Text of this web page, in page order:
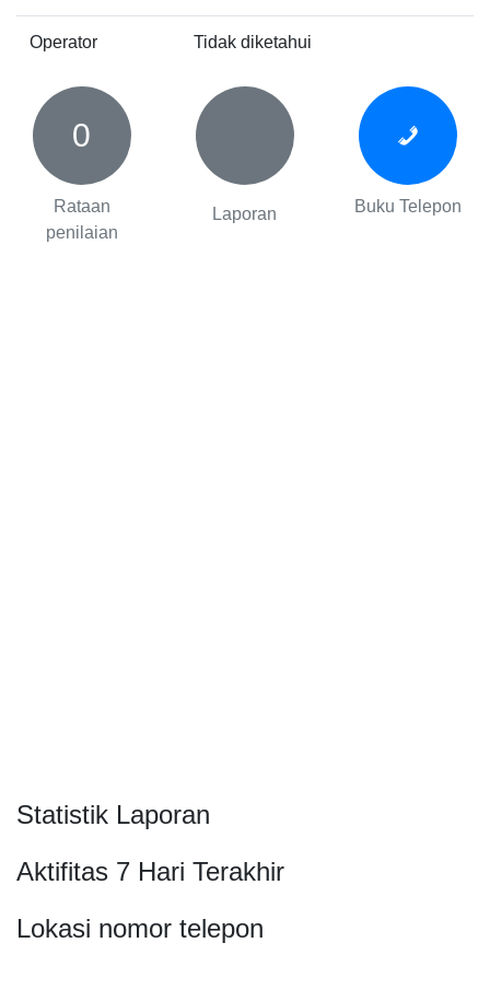
Operator Tidak diketahui
0
Rataan
penilaian
Laporan Buku Telepon
Statistik Laporan
Aktifitas 7 Hari Terakhir
Lokasi nomor telepon